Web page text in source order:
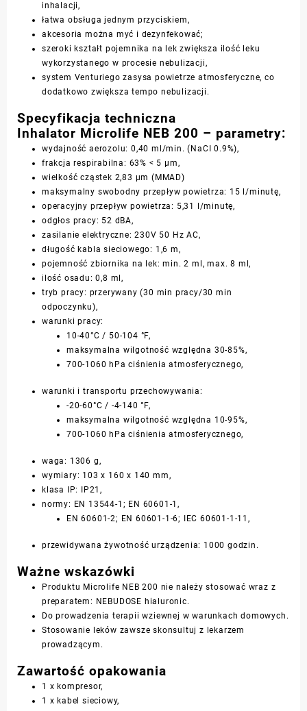
inhalacji,
łatwa obsługa jednym przyciskiem,
akcesoria można myć i dezynfekować;
szeroki kształt pojemnika na lek zwiększa ilość leku
wykorzystanego w procesie nebulizacji,
system Venturiego zasysa powietrze atmosferyczne, co
dodatkowo zwiększa tempo nebulizacji.
Specyfikacja techniczna
Inhalator Microlife NEB 200 – parametry:
wydajność aerozolu: 0,40 ml/min. (NaCI 0.9%),
frakcja respirabilna: 63% < 5 μm,
wielkość cząstek 2,83 μm (MMAD)
maksymalny swobodny przepływ powietrza: 15 l/minutę,
operacyjny przepływ powietrza: 5,31 l/minutę,
odgłos pracy: 52 dBA,
zasilanie elektryczne: 230V 50 Hz AC,
długość kabla sieciowego: 1,6 m,
pojemność zbiornika na lek: min. 2 ml, max. 8 ml,
ilość osadu: 0,8 ml,
tryb pracy: przerywany (30 min pracy/30 min
odpoczynku),
warunki pracy:
10-40°C / 50-104 °F,
maksymalna wilgotność względna 30-85%,
700-1060 hPa ciśnienia atmosferycznego,
warunki i transportu przechowywania:
-20-60°C / -4-140 °F,
maksymalna wilgotność względna 10-95%,
700-1060 hPa ciśnienia atmosferycznego,
waga: 1306 g,
wymiary: 103 x 160 x 140 mm,
klasa IP: IP21,
normy: EN 13544-1; EN 60601-1,
EN 60601-2; EN 60601-1-6; IEC 60601-1-11,
przewidywana żywotność urządzenia: 1000 godzin.
Ważne wskazówki
Produktu Microlife NEB 200 nie należy stosować wraz z
preparatem: NEBUDOSE hialuronic.
Do prowadzenia terapii wziewnej w warunkach domowych.
Stosowanie leków zawsze skonsultuj z lekarzem
prowadzącym.
Zawartość opakowania
1 x kompresor,
1 x kabel sieciowy,